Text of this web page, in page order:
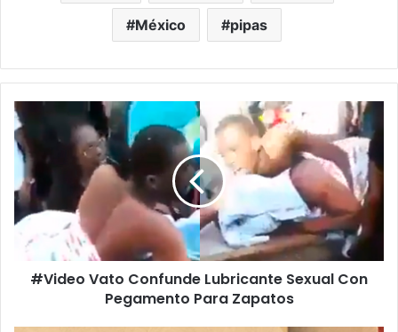
México pipas
#
V
i
e
o
V
#Video Vato Confunde Lubricante Sexual Con
Pegamento Para Zapatos